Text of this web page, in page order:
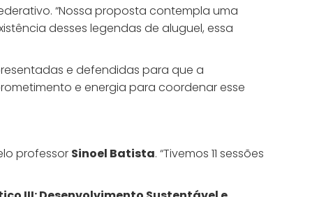
“Nossa proposta contempla uma
desses legendas de aluguel, essa
e defendidas para que a
e energia para coordenar esse
professor Sinoel Batista. “Tivemos 11 sessões